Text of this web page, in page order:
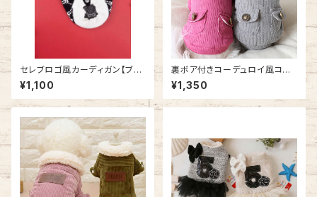
セレブロゴ風カーディガン【ブラ
ック】 SH21AW3839996
¥1,100
裏ボア付きコーデュロイ風コー
ト NB20AW54
¥1,350